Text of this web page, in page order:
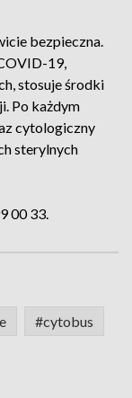
bezpieczna.
19,
stosuje środki
Po każdym
cytologiczny
sterylnych
00 33.
#cytobus